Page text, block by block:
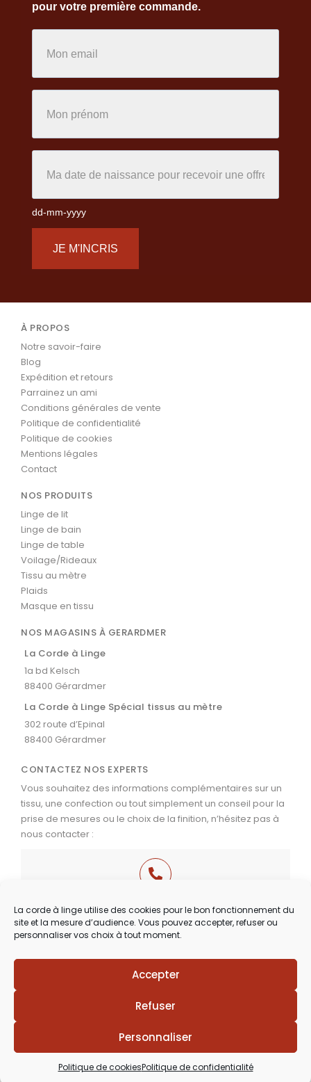
La corde à linge utilise des cookies pour le bon fonctionnement du
site et la mesure d’audience. Vous pouvez accepter, refuser ou
personnaliser vos choix à tout moment.
Accepter
Refuser
Personnaliser
Politique de cookiesPolitique de confidentialité
pour votre première commande.
dd-mm-yyyy
JE M'INCRIS
À PROPOS
Notre savoir-faire
Blog
Expédition et retours
Parrainez un ami
Conditions générales de vente
Politique de confidentialité
Politique de cookies
Mentions légales
Contact
NOS PRODUITS
Linge de lit
Linge de bain
Linge de table
Voilage/Rideaux
Tissu au mètre
Plaids
Masque en tissu
NOS MAGASINS À GERARDMER
La Corde à Linge
1a bd Kelsch
88400 Gérardmer
La Corde à Linge Spécial tissus au mètre
302 route d’Epinal
88400 Gérardmer
CONTACTEZ NOS EXPERTS
Vous souhaitez des informations complémentaires sur un
tissu, une confection ou tout simplement un conseil pour la
prise de mesures ou le choix de la finition, n’hésitez pas à
nous contacter :
03 29 60 49 17
Du Mardi au Samedi